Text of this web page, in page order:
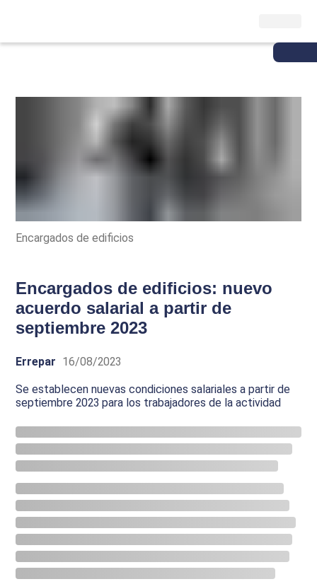
Encargados de edificios
Encargados de edificios: nuevo
acuerdo salarial a partir de
septiembre 2023
Errepar 16/08/2023
Se establecen nuevas condiciones salariales a partir de
septiembre 2023 para los trabajadores de la actividad